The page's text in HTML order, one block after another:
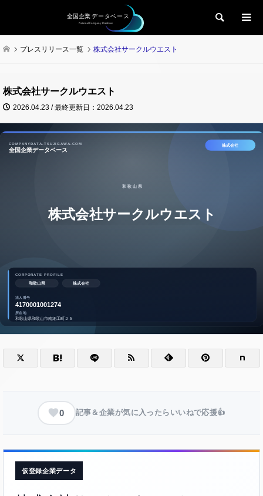
検索
プレスリリース一覧 株式会社サークルウエスト
株式会社サークルウエスト
2026.04.23 / 最終更新日：2026.04.23
0 記事＆企業が気に入ったらいいねで応援👍
仮登録企業データ